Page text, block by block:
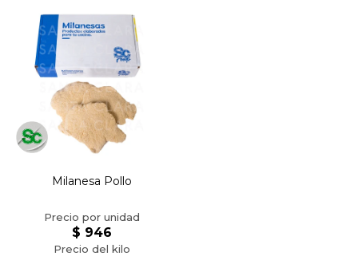
Milanesa Pollo
$ 946